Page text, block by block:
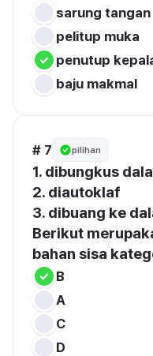
sarung tangan
pelitup muka
penutup
baju makmal
# 7 pilihan
1. dibungkus
2. diautoklaf
3. dibuang ke
Berikut
bahan sisa
B
A
C
D